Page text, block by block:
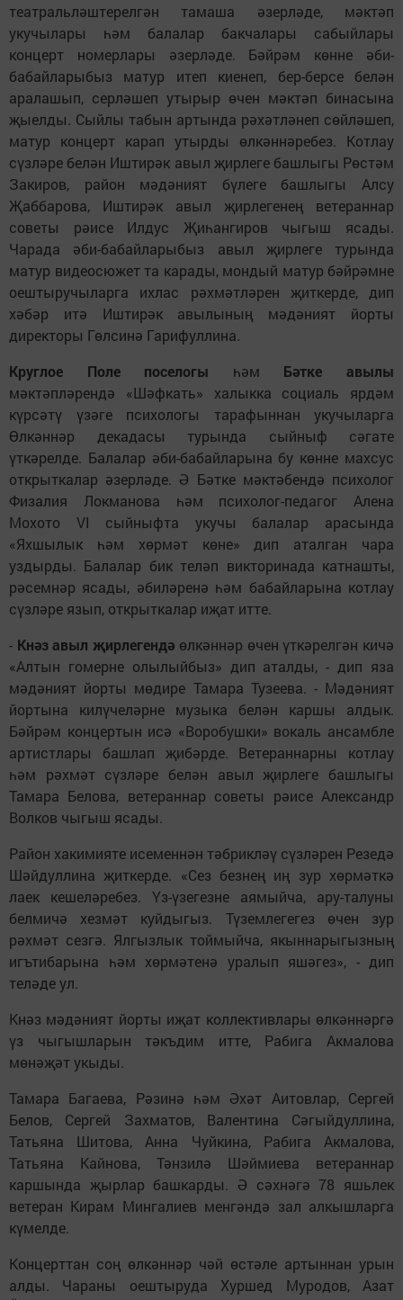
театральләштерелгән тамаша әзерләде, мәктәп
укучылары һәм балалар бакчалары сабыйлары
концерт номерлары әзерләде. Бәйрәм көнне әби-
бабайларыбыз матур итеп киенеп, бер-берсе белән
аралашып, серләшеп утырыр өчен мәктәп бинасына
җыелды. Сыйлы табын артында рәхәтләнеп сөйләшеп,
матур концерт карап утырды өлкәннәребез. Котлау
сүзләре белән Иштирәк авыл җирлеге башлыгы Рөстәм
Закиров, район мәдәният бүлеге башлыгы Алсу
Җаббарова, Иштирәк авыл җирлегенең ветераннар
советы рәисе Илдус Җиһангиров чыгыш ясады.
Чарада әби-бабайларыбыз авыл җирлеге турында
матур видеосюжет та карады, мондый матур бәйрәмне
оештыручыларга ихлас рәхмәтләрен җиткерде, дип
хәбәр итә Иштирәк авылының мәдәният йорты
директоры Гөлсинә Гарифуллина.
Круглое Поле поселогы һәм Бәтке авылы
мәктәпләрендә «Шәфкать» халыкка социаль ярдәм
күрсәтү үзәге психологы тарафыннан укучыларга
Өлкәннәр декадасы турында сыйныф сәгате
үткәрелде. Балалар әби-бабайларына бу көнне махсус
открыткалар әзерләде. Ә Бәтке мәктәбендә психолог
Физалия Локманова һәм психолог-педагог Алена
Мохото VI сыйныфта укучы балалар арасында
«Яхшылык һәм хөрмәт көне» дип аталган чара
уздырды. Балалар бик теләп викторинада катнашты,
рәсемнәр ясады, әбиләренә һәм бабайларына котлау
сүзләре язып, открыткалар иҗат итте.
- Кнәз авыл җирлегендә өлкәннәр өчен үткәрелгән кичә
«Алтын гомерне олылыйбыз» дип аталды, - дип яза
мәдәният йорты мөдире Тамара Тузеева. - Мәдәният
йортына килүчеләрне музыка белән каршы алдык.
Бәйрәм концертын исә «Воробушки» вокаль ансамбле
артистлары башлап җибәрде. Ветераннарны котлау
һәм рәхмәт сүзләре белән авыл җирлеге башлыгы
Тамара Белова, ветераннар советы рәисе Александр
Волков чыгыш ясады.
Район хакимияте исеменнән тәбрикләү сүзләрен Резедә
Шәйдуллина җиткерде. «Сез безнең иң зур хөрмәткә
лаек кешеләребез. Үз-үзегезне аямыйча, ару-талуны
белмичә хезмәт куйдыгыз. Түземлегегез өчен зур
рәхмәт сезгә. Ялгызлык тоймыйча, якыннарыгызның
игътибарына һәм хөрмәтенә уралып яшәгез», - дип
теләде ул.
Кнәз мәдәният йорты иҗат коллективлары өлкәннәргә
үз чыгышларын тәкъдим итте, Рабига Акмалова
мөнәҗәт укыды.
Тамара Багаева, Рәзинә һәм Әхәт Аитовлар, Сергей
Белов, Сергей Захматов, Валентина Сәгыйдуллина,
Татьяна Шитова, Анна Чуйкина, Рабига Акмалова,
Татьяна Кайнова, Тәнзилә Шәймиева ветераннар
каршында җырлар башкарды. Ә сәхнәгә 78 яшьлек
ветеран Кирам Мингалиев менгәндә зал алкышларга
күмелде.
Концерттан соң өлкәннәр чәй өстәле артыннан урын
алды. Чараны оештыруда Хуршед Муродов, Азат